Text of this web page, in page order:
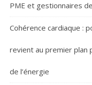
PME et gestionnaires
Cohérence cardiaque :
revient au premier
de l’énergie